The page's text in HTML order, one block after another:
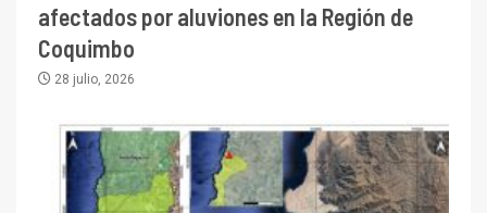
afectados por aluviones en la Región de
Coquimbo
28 julio, 2026